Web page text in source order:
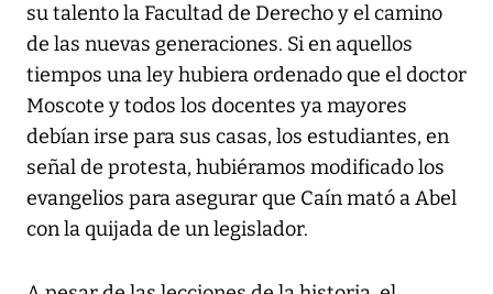
su talento la Facultad de Derecho y el camino
de las nuevas generaciones. Si en aquellos
tiempos una ley hubiera ordenado que el doctor
Moscote y todos los docentes ya mayores
debían irse para sus casas, los estudiantes, en
señal de protesta, hubiéramos modificado los
evangelios para asegurar que Caín mató a Abel
con la quijada de un legislador.